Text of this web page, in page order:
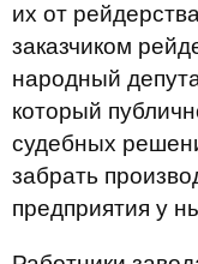
их от
заказчиком
народный
который
судебных
забрать
предприятия у